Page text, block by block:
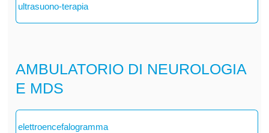
ultrasuono-terapia
AMBULATORIO DI NEUROLOGIA
E MDS
elettroencefalogramma